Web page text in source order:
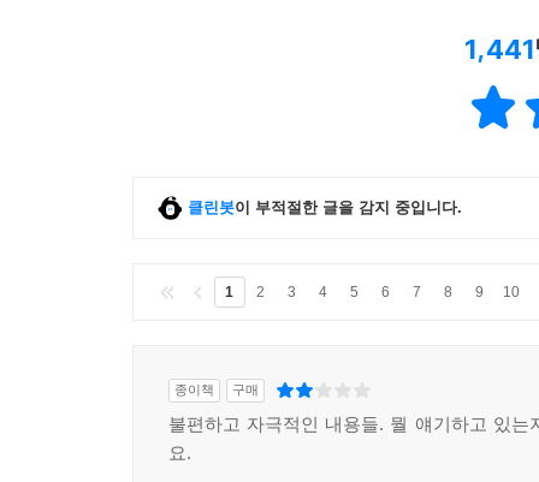
1,441
클린봇이 부적절한 글을 감지 중입니다.
1 2 3 4 5 6 7 8 9 10
종이책 구매
불편하고 자극적인 내용들. 뭘 얘기하고 있는
요.